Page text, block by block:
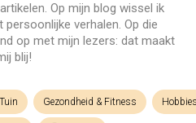
Op mijn blog wissel ik
verhalen. Op die
op met mijn lezers: dat maakt
blij!
Gezondheid & Fitness